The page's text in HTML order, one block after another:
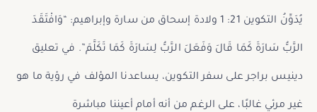
يُدَوِّنُ التكوين 21: 1 ولادة إسحاق من سارة وإبراهيم: “وَافْتَقَدَ
الرَّبُّ سَارَةَ كَمَا قَالَ وَفَعَلَ الرَّبُّ لِسَارَةَ كَمَا تَكَلَّمَ”. في تعليق
دينيس براجر على سفر التكوين، يساعدنا المؤلف في رؤية ما هو
غير مرئي غالبًا، على الرغم من أنه أمام أعيننا مباشرة